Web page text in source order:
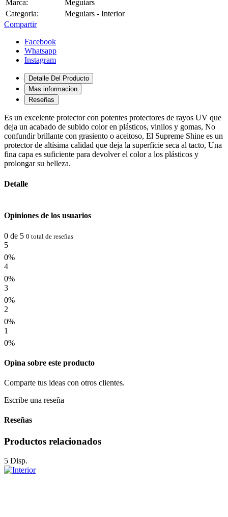
Marca:
Meguiars
Categoria:
Meguiars - Interior
Compartir
Facebook
Whatsapp
Instagram
Detalle Del Producto
Mas informacion
Reseñas
Es un excelente protector con potentes protectores de rayos UV que
deja un acabado de subido color en plásticos, vinilos y gomas, No
confundir brillante con grasiento o aceitoso, El Supreme Shine es un
protector de altísima calidad que deja la superficie seca al tacto, Una
fina capa es suficiente para devolver el color a los plásticos y
prolongar su belleza.
Detalle
Opiniones de los usuarios
0 de 5 0 total de reseñas
5
0%
4
0%
3
0%
2
0%
1
0%
Opina sobre este producto
Comparte tus ideas con otros clientes.
Escribe una reseña
Reseñas
Productos relacionados
5 Disp.